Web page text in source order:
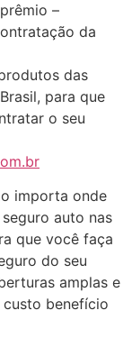
–
da
das
para que
o seu
importa onde
auto nas
que você faça
do seu
amplas e
benefício